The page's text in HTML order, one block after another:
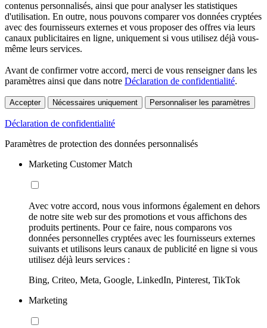
contenus personnalisés, ainsi que pour analyser les statistiques
d'utilisation. En outre, nous pouvons comparer vos données cryptées
avec des fournisseurs externes et vous proposer des offres via leurs
canaux publicitaires en ligne, uniquement si vous utilisez déjà vous-
même leurs services.
Avant de confirmer votre accord, merci de vous renseigner dans les
paramètres ainsi que dans notre Déclaration de confidentialité.
Accepter Nécessaires uniquement Personnaliser les paramètres
Déclaration de confidentialité
Paramètres de protection des données personnalisés
Marketing Customer Match
Avec votre accord, nous vous informons également en dehors
de notre site web sur des promotions et vous affichons des
produits pertinents. Pour ce faire, nous comparons vos
données personnelles cryptées avec les fournisseurs externes
suivants et utilisons leurs canaux de publicité en ligne si vous
utilisez déjà leurs services :
Bing, Criteo, Meta, Google, LinkedIn, Pinterest, TikTok
Marketing